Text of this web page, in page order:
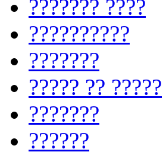
??????? ????
??????????
???????
????? ?? ?????
???????
??????